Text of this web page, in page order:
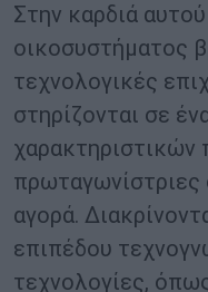
Στην καρδιά
οικοσυστήματος
τεχνολογικές
στηρίζονται σε
χαρακτηριστικών
πρωταγωνίστριες
αγορά.
επιπέδου
τεχνολογίες,